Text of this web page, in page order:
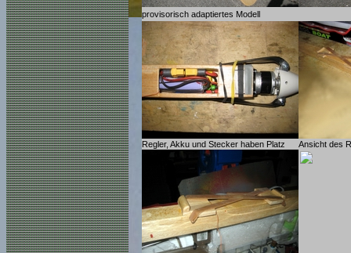
provisorisch adaptiertes Modell
Regler, Akku und Stecker haben Platz Ansicht des